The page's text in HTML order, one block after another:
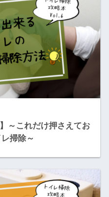
～これだけ押さえてお
掃除～